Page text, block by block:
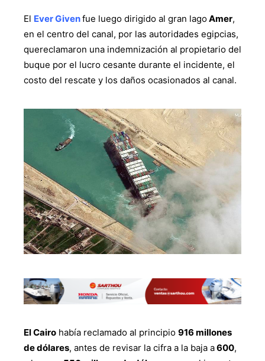
El Ever Givenfue luego dirigido al gran lagoAmer,
en el centro del canal, por las autoridades egipcias,
quereclamaron una indemnización al propietario del
buque por el lucro cesante durante el incidente, el
costo del rescate y los daños ocasionados al canal.
El Cairo había reclamado al principio 916 millones
de dólares, antes de revisar la cifra a la baja a600,